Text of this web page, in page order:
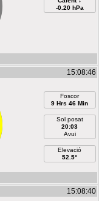
-0.20 hPa
15:08:46
Foscor
9 Hrs 46 Min
Sol posat
20:03
Avui
Elevació
52.5°
15:08:40